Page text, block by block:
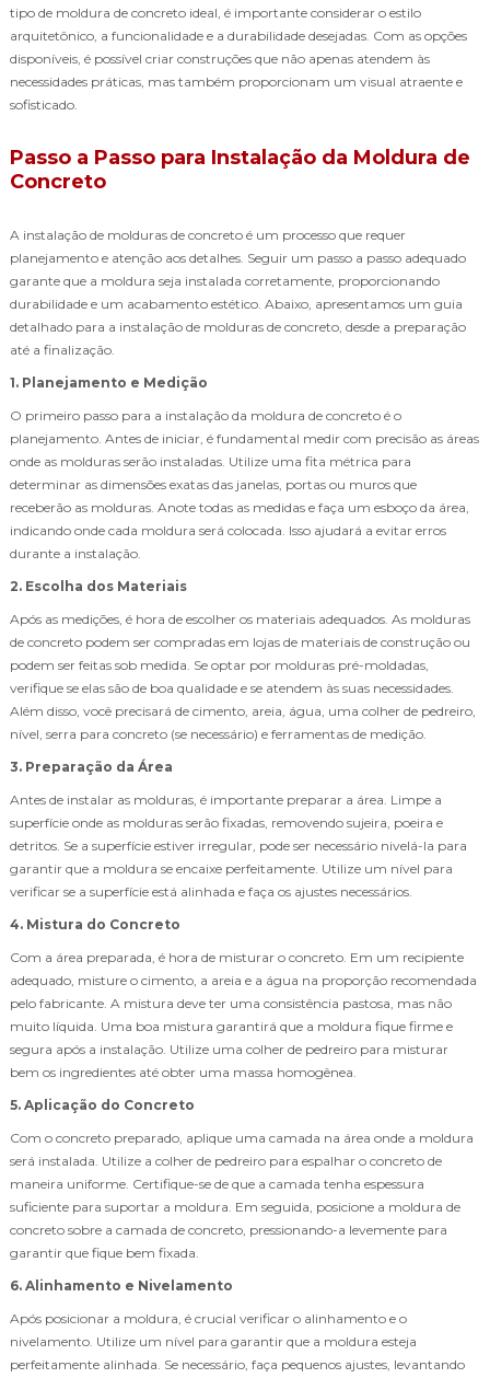
tipo de moldura de concreto ideal, é importante considerar o estilo
arquitetônico, a funcionalidade e a durabilidade desejadas. Com as opções
disponíveis, é possível criar construções que não apenas atendem às
necessidades práticas, mas também proporcionam um visual atraente e
sofisticado.
Passo a Passo para Instalação da Moldura de
Concreto
A instalação de molduras de concreto é um processo que requer
planejamento e atenção aos detalhes. Seguir um passo a passo adequado
garante que a moldura seja instalada corretamente, proporcionando
durabilidade e um acabamento estético. Abaixo, apresentamos um guia
detalhado para a instalação de molduras de concreto, desde a preparação
até a finalização.
1. Planejamento e Medição
O primeiro passo para a instalação da moldura de concreto é o
planejamento. Antes de iniciar, é fundamental medir com precisão as áreas
onde as molduras serão instaladas. Utilize uma fita métrica para
determinar as dimensões exatas das janelas, portas ou muros que
receberão as molduras. Anote todas as medidas e faça um esboço da área,
indicando onde cada moldura será colocada. Isso ajudará a evitar erros
durante a instalação.
2. Escolha dos Materiais
Após as medições, é hora de escolher os materiais adequados. As molduras
de concreto podem ser compradas em lojas de materiais de construção ou
podem ser feitas sob medida. Se optar por molduras pré-moldadas,
verifique se elas são de boa qualidade e se atendem às suas necessidades.
Além disso, você precisará de cimento, areia, água, uma colher de pedreiro,
nível, serra para concreto (se necessário) e ferramentas de medição.
3. Preparação da Área
Antes de instalar as molduras, é importante preparar a área. Limpe a
superfície onde as molduras serão fixadas, removendo sujeira, poeira e
detritos. Se a superfície estiver irregular, pode ser necessário nivelá-la para
garantir que a moldura se encaixe perfeitamente. Utilize um nível para
verificar se a superfície está alinhada e faça os ajustes necessários.
4. Mistura do Concreto
Com a área preparada, é hora de misturar o concreto. Em um recipiente
adequado, misture o cimento, a areia e a água na proporção recomendada
pelo fabricante. A mistura deve ter uma consistência pastosa, mas não
muito líquida. Uma boa mistura garantirá que a moldura fique firme e
segura após a instalação. Utilize uma colher de pedreiro para misturar
bem os ingredientes até obter uma massa homogênea.
5. Aplicação do Concreto
Com o concreto preparado, aplique uma camada na área onde a moldura
será instalada. Utilize a colher de pedreiro para espalhar o concreto de
maneira uniforme. Certifique-se de que a camada tenha espessura
suficiente para suportar a moldura. Em seguida, posicione a moldura de
concreto sobre a camada de concreto, pressionando-a levemente para
garantir que fique bem fixada.
6. Alinhamento e Nivelamento
Após posicionar a moldura, é crucial verificar o alinhamento e o
nivelamento. Utilize um nível para garantir que a moldura esteja
perfeitamente alinhada. Se necessário, faça pequenos ajustes, levantando